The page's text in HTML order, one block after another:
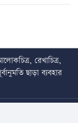
রেখাচিত্র,
ছাড়া ব্যবহার